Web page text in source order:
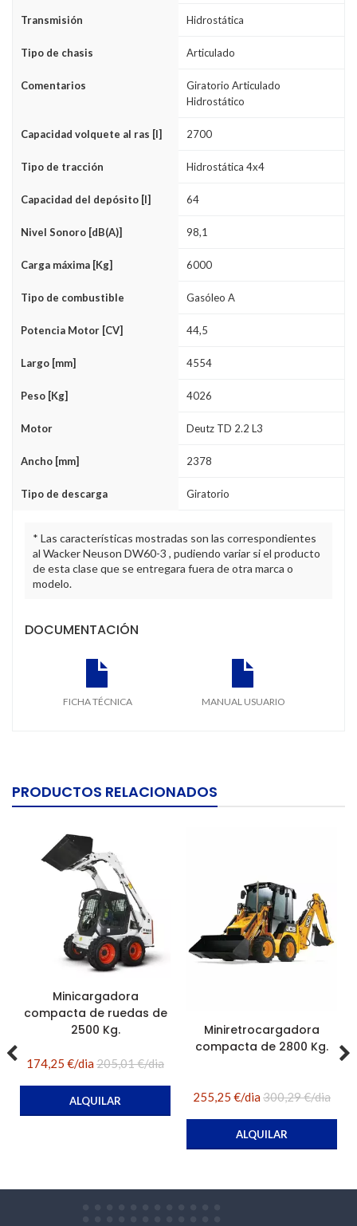
Transmisión Hidrostática
Tipo de chasis Articulado
Comentarios
Giratorio Articulado
Hidrostático
Capacidad volquete al ras [l] 2700
Tipo de tracción Hidrostática 4x4
Capacidad del depósito [l] 64
Nivel Sonoro [dB(A)] 98,1
Carga máxima [Kg] 6000
Tipo de combustible Gasóleo A
Potencia Motor [CV] 44,5
Largo [mm] 4554
Peso [Kg] 4026
Motor Deutz TD 2.2 L3
Ancho [mm] 2378
Tipo de descarga Giratorio
* Las características mostradas son las correspondientes
al Wacker Neuson DW60-3 , pudiendo variar si el producto
de esta clase que se entregara fuera de otra marca o
modelo.
DOCUMENTACIÓN
FICHA TÉCNICA MANUAL USUARIO
PRODUCTOS RELACIONADOS
Minicargadora
compacta de ruedas de
2500 Kg.
174,25 €/dia205,01 €/dia
ALQUILAR
Miniretrocargadora
compacta de 2800 Kg.
255,25 €/dia300,29 €/dia
ALQUILAR